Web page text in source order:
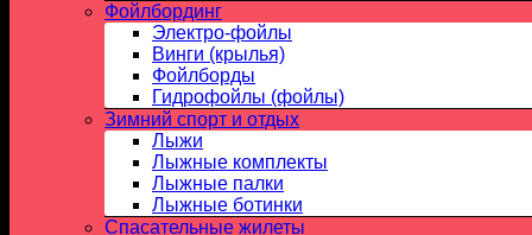
Фойлбординг
Электро-фойлы
Винги (крылья)
Фойлборды
Гидрофойлы (фойлы)
Зимний спорт и отдых
Лыжи
Лыжные комплекты
Лыжные палки
Лыжные ботинки
Спасательные жилеты